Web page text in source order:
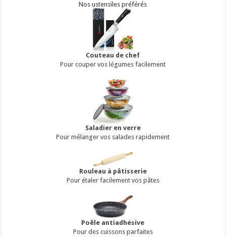
Nos ustensiles préférés
Couteau de chef
Pour couper vos légumes facilement
Saladier en verre
Pour mélanger vos salades rapidement
Rouleau à pâtisserie
Pour étaler facilement vos pâtes
Poêle antiadhésive
Pour des cuissons parfaites